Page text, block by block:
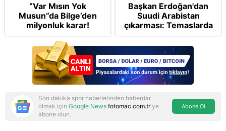
“Var Mısın Yok
Musun”da Bilge’den
milyonluk karar!
Başkan Erdoğan'dan
Suudi Arabistan
çıkarması: Temaslarda
bulunacak
Son dakika spor haberlerinden haberdar
olmak için Google News fotomac.com.tr'ye
abone olun.
Abone Ol